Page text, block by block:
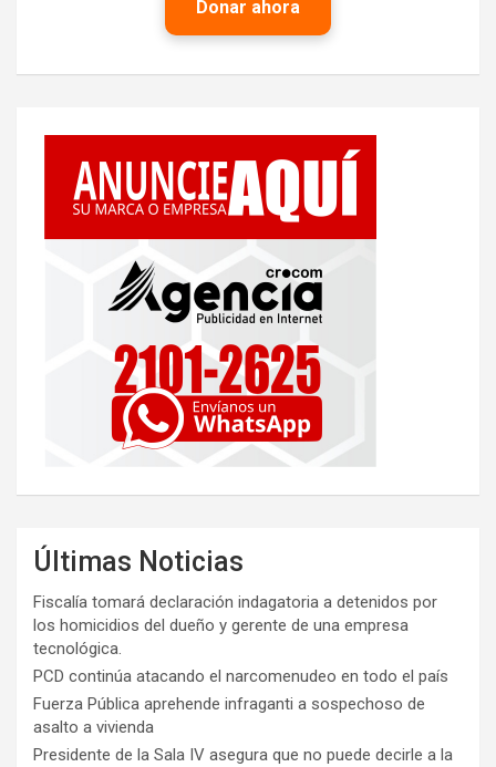
Donar ahora
Últimas Noticias
Fiscalía tomará declaración indagatoria a detenidos por
los homicidios del dueño y gerente de una empresa
tecnológica.
PCD continúa atacando el narcomenudeo en todo el país
Fuerza Pública aprehende infraganti a sospechoso de
asalto a vivienda
Presidente de la Sala IV asegura que no puede decirle a la